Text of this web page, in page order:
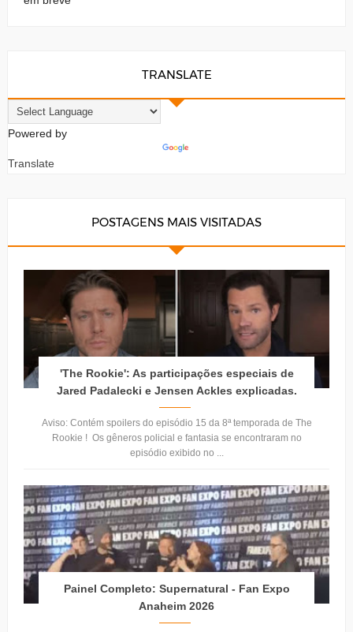
TRANSLATE
Powered by
Translate
POSTAGENS MAIS VISITADAS
'The Rookie': As participações especiais de
Jared Padalecki e Jensen Ackles explicadas.
Aviso: Contém spoilers do episódio 15 da 8ª temporada de The
Rookie ! Os gêneros policial e fantasia se encontraram no
episódio exibido no ...
Painel Completo: Supernatural - Fan Expo
Anaheim 2026